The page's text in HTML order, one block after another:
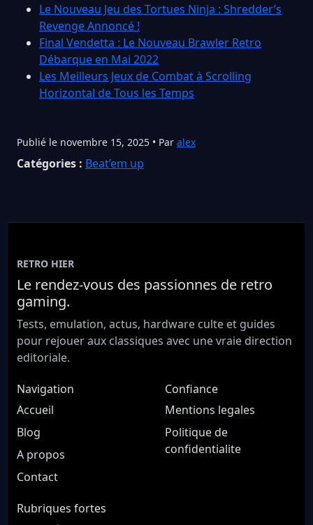
Le Nouveau Jeu des Tortues Ninja : Shredder’s
Revenge Annoncé !
Final Vendetta : Le Nouveau Brawler Retro
Débarque en Mai 2022
Les Meilleurs Jeux de Combat à Scrolling
Horizontal de Tous les Temps
Publié le novembre 15, 2025 • Par alex
Catégories : Beat’em up
RETRO HIER
Le rendez-vous des passionnes de retro
gaming.
Tests, emulation, actus, hardware culte et guides
pour rejouer aux classiques avec une vraie direction
editoriale.
Navigation
Accueil
Blog
A propos
Contact
Confiance
Mentions legales
Politique de
confidentialite
Rubriques fortes